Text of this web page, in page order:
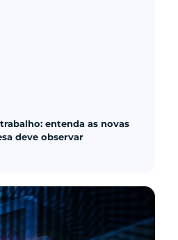
entenda as novas
deve observar